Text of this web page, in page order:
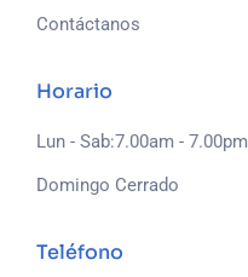
Contáctanos
Horario
Lun - Sab:7.00am - 7.00pm
Domingo Cerrado
Teléfono